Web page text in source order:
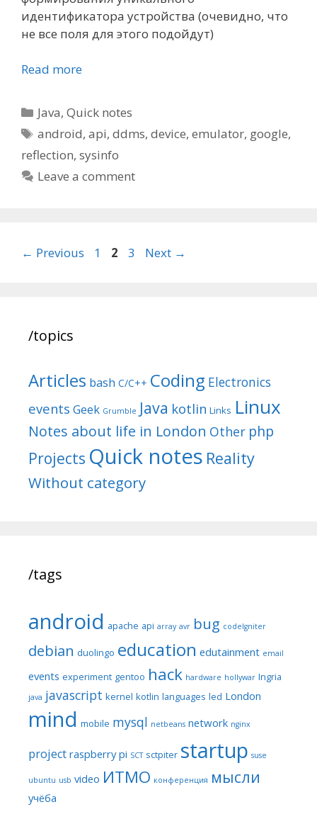
идентификатора устройства (очевидно, что
не все поля для этого подойдут)
Read more
Categories
Java,Quick notes
Tags
android,api,ddms,device,emulator, google,
reflection, sysinfo
Leave a comment
Post
← Previous Page
1 Page
2 Page
3 Next →
/topics
Articles bash C/C++ Coding Electronics
events Geek Grumble Java kotlin Links Linux
Notes about life in London Other php
Projects Quick notes Reality
Without category
/tags
android apache api array avr bug codeIgniter
debian duolingo education edutainment email
events experiment gentoo hack hardware hollywar Ingria
java javascript kernel kotlin languages led London
mind mobile mysql netbeans network nginx
project raspberry pi SCT sctpiter startup suse
ubuntu usb video ИТМО конференция мысли
учёба